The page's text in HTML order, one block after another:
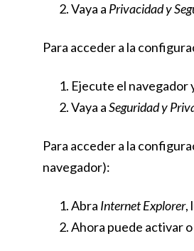
Vaya a Privacidad y
Para acceder a la
Ejecute el navegador
Vaya aSeguridad y
Para acceder a la
navegador):
Abra Internet Explorer,
Ahora puede activar